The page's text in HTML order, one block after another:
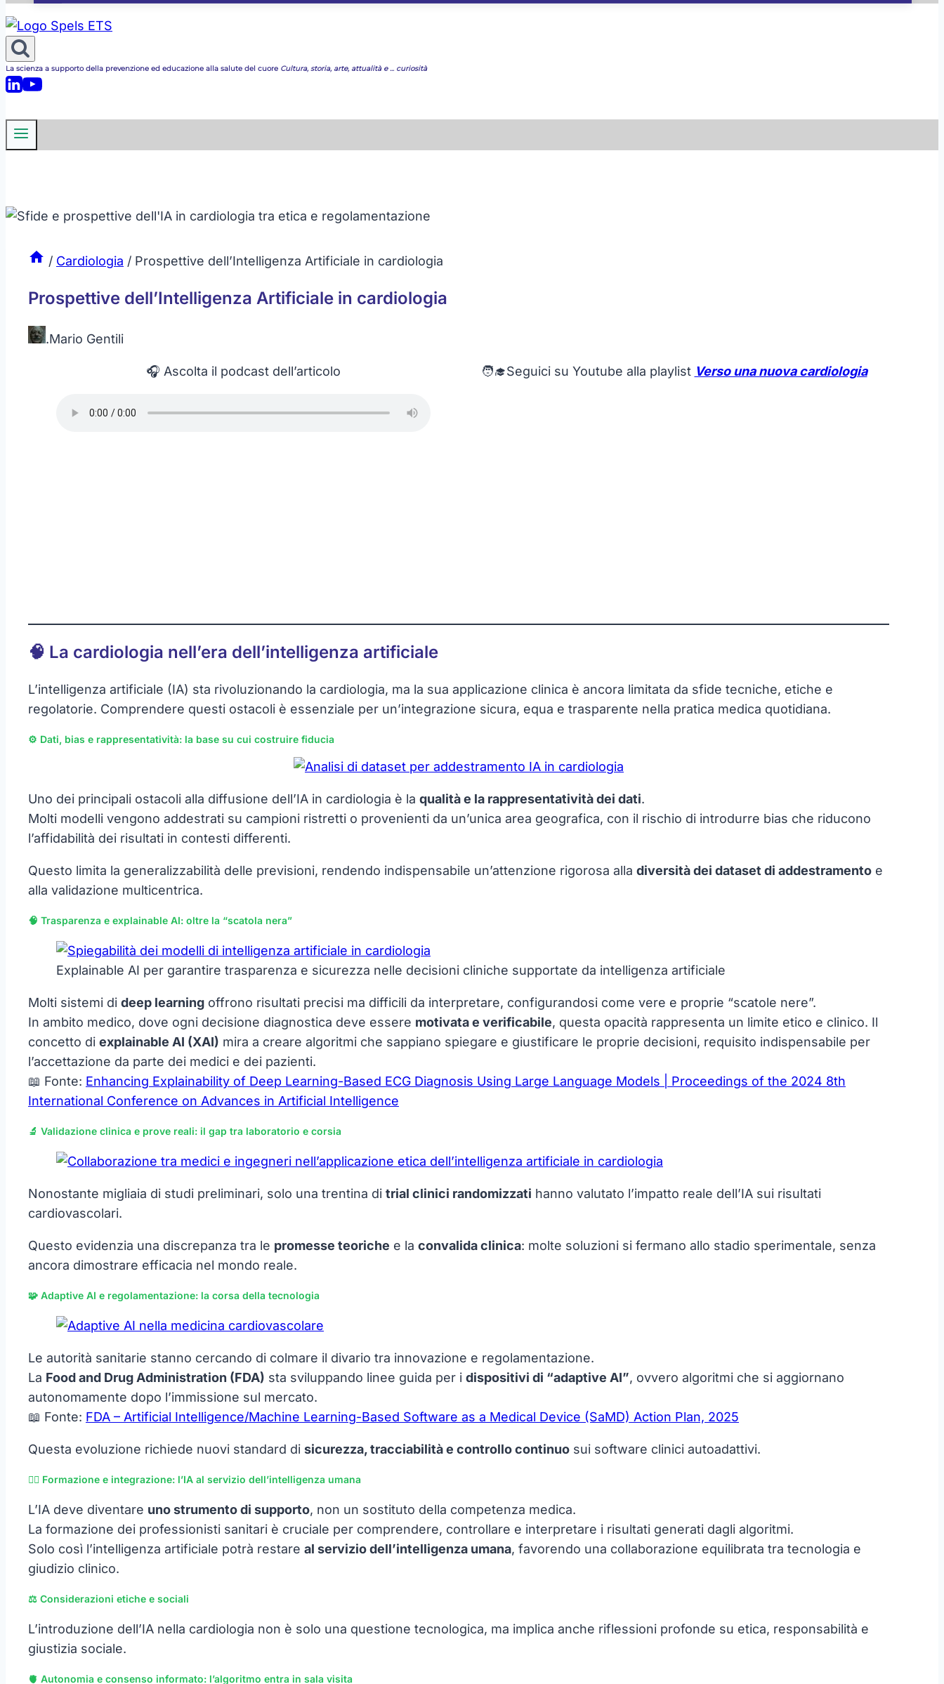
La scienza a supporto della prevenzione ed educazione alla salute del cuore Cultura, storia, arte, attualità e ... curiosità
/ Cardiologia / Prospettive dell’Intelligenza Artificiale in cardiologia
Prospettive dell’Intelligenza Artificiale in cardiologia
.Mario Gentili
🎧 Ascolta il podcast dell’articolo 🧑‍🎓Seguici su Youtube alla playlist Verso una nuova cardiologia
🧠 La cardiologia nell’era dell’intelligenza artificiale
L’intelligenza artificiale (IA) sta rivoluzionando la cardiologia, ma la sua applicazione clinica è ancora limitata da sfide tecniche, etiche e
regolatorie. Comprendere questi ostacoli è essenziale per un’integrazione sicura, equa e trasparente nella pratica medica quotidiana.
⚙️ Dati, bias e rappresentatività: la base su cui costruire fiducia
Uno dei principali ostacoli alla diffusione dell’IA in cardiologia è la qualità e la rappresentatività dei dati.
Molti modelli vengono addestrati su campioni ristretti o provenienti da un’unica area geografica, con il rischio di introdurre bias che riducono
l’affidabilità dei risultati in contesti differenti.
Questo limita la generalizzabilità delle previsioni, rendendo indispensabile un’attenzione rigorosa alla diversità dei dataset di addestramento e
alla validazione multicentrica.
🧠 Trasparenza e explainable AI: oltre la “scatola nera”
Explainable AI per garantire trasparenza e sicurezza nelle decisioni cliniche supportate da intelligenza artificiale
Molti sistemi di deep learning offrono risultati precisi ma difficili da interpretare, configurandosi come vere e proprie “scatole nere”.
In ambito medico, dove ogni decisione diagnostica deve essere motivata e verificabile, questa opacità rappresenta un limite etico e clinico. Il
concetto di explainable AI (XAI) mira a creare algoritmi che sappiano spiegare e giustificare le proprie decisioni, requisito indispensabile per
l’accettazione da parte dei medici e dei pazienti.
📖 Fonte: Enhancing Explainability of Deep Learning-Based ECG Diagnosis Using Large Language Models | Proceedings of the 2024 8th
International Conference on Advances in Artificial Intelligence
🔬 Validazione clinica e prove reali: il gap tra laboratorio e corsia
Nonostante migliaia di studi preliminari, solo una trentina di trial clinici randomizzati hanno valutato l’impatto reale dell’IA sui risultati
cardiovascolari.
Questo evidenzia una discrepanza tra le promesse teoriche e la convalida clinica: molte soluzioni si fermano allo stadio sperimentale, senza
ancora dimostrare efficacia nel mondo reale.
🧩 Adaptive AI e regolamentazione: la corsa della tecnologia
Le autorità sanitarie stanno cercando di colmare il divario tra innovazione e regolamentazione.
La Food and Drug Administration (FDA) sta sviluppando linee guida per i dispositivi di “adaptive AI”, ovvero algoritmi che si aggiornano
autonomamente dopo l’immissione sul mercato.
📖 Fonte: FDA – Artificial Intelligence/Machine Learning-Based Software as a Medical Device (SaMD) Action Plan, 2025
Questa evoluzione richiede nuovi standard di sicurezza, tracciabilità e controllo continuo sui software clinici autoadattivi.
👩‍⚕️ Formazione e integrazione: l’IA al servizio dell’intelligenza umana
L’IA deve diventare uno strumento di supporto, non un sostituto della competenza medica.
La formazione dei professionisti sanitari è cruciale per comprendere, controllare e interpretare i risultati generati dagli algoritmi.
Solo così l’intelligenza artificiale potrà restare al servizio dell’intelligenza umana, favorendo una collaborazione equilibrata tra tecnologia e
giudizio clinico.
⚖️ Considerazioni etiche e sociali
L’introduzione dell’IA nella cardiologia non è solo una questione tecnologica, ma implica anche riflessioni profonde su etica, responsabilità e
giustizia sociale.
🫀 Autonomia e consenso informato: l’algoritmo entra in sala visita